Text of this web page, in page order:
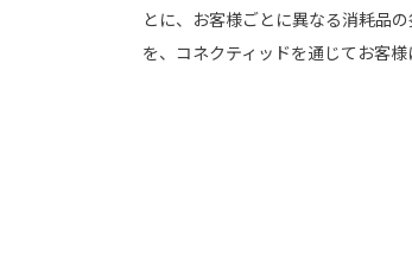
とに、お客様ごとに異なる消耗品
を、コネクティッドを通じてお客様